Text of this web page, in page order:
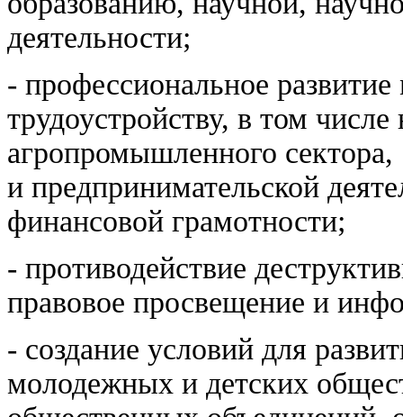
деятельности;
- профессиональное
трудоустройству, в том
агропромышленного сектора,
и предпринимательской
финансовой грамотности;
- противодействие
правовое просвещение и
- создание условий для
молодежных и детских